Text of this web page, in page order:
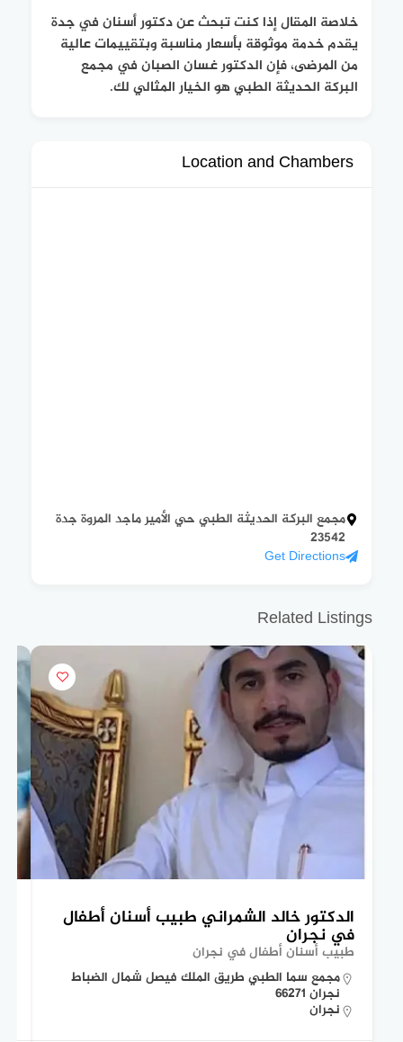
خلاصة المقال إذا كنت تبحث عن دكتور أسنان في جدة
يقدم خدمة موثوقة بأسعار مناسبة وبتقييمات عالية
من المرضى، فإن الدكتور غسان الصبان في مجمع
البركة الحديثة الطبي هو الخيار المثالي لك.
Location and Chambers
مجمع البركة الحديثة الطبي حي الأمير ماجد المروة جدة
23542
Get Directions
Related Listings
الدكتور خالد الشمراني طبيب أسنان أطفال
في نجران
طبيب أسنان أطفال في نجران
مجمع سما الطبي طريق الملك فيصل شمال الضباط
نجران 66271
نجران